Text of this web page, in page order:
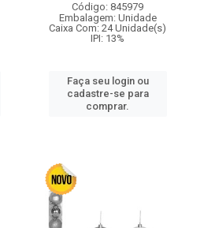
Código: 845979
Embalagem: Unidade
Caixa Com: 24 Unidade(s)
IPI: 13%
Faça seu login ou
cadastre-se para
comprar.